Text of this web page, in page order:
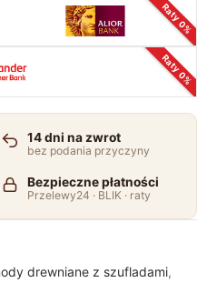
Raty 0%
Raty 0%
14 dni na zwrot
bez podania przyczyny
Bezpieczne płatności
Przelewy24 · BLIK · raty
drewniane z szufladami,